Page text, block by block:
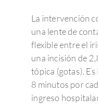
La intervención
una lente de
flexible entre el
una incisión de
tópica (gotas).
8 minutos por
ingreso